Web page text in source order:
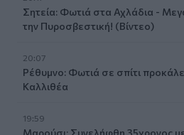
Σητεία: Φωτιά στα Αχλάδια -
την Πυροσβεστική! (Βίντεο)
20:07
Ρέθυμνο: Φωτιά σε σπίτι
Καλλιθέα
19:59
Μαρούσι: Συνελήφθη 35χρονος